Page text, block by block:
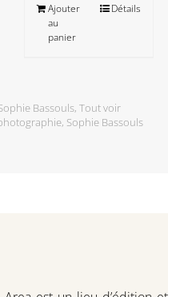
Ajouter
au
panier
Détails
Bassouls, Tout voir
, Sophie Bassouls